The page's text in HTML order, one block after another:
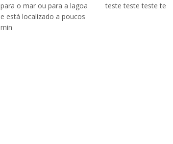
para o mar ou para a lagoa
e está localizado a poucos
min
teste teste teste te